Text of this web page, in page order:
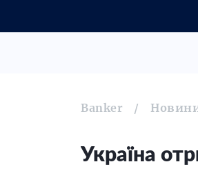
Banker
Україна